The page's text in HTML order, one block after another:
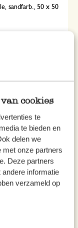
cookies
te
te bieden en
delen we
met onze partners
Deze partners
informatie
verzameld op
sandfarb., 50 x 50